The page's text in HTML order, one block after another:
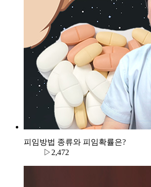
피임방법 종류와 피임확률은?
▷2,472